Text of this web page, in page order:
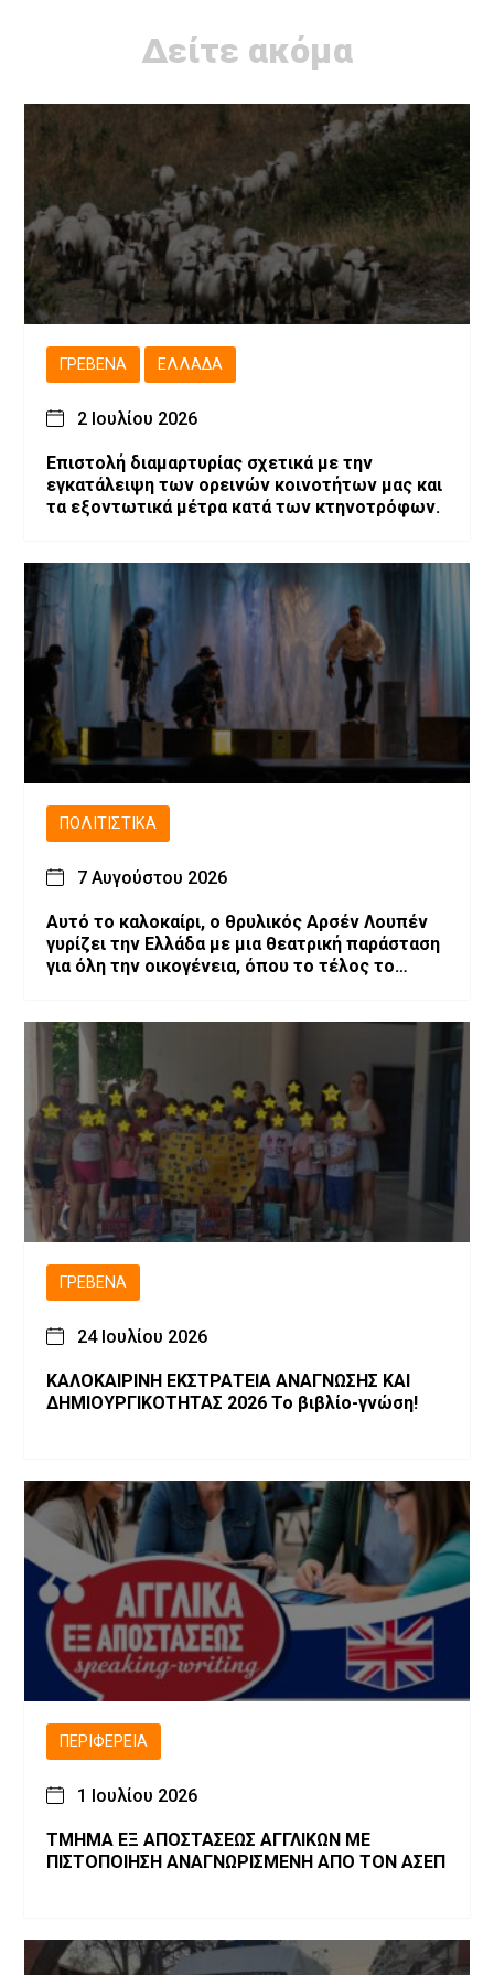
Δείτε ακόμα
ΓΡΕΒΕΝΆ ΕΛΛΆΔΑ
2 Ιουλίου 2026
Επιστολή διαμαρτυρίας σχετικά με την
εγκατάλειψη των ορεινών κοινοτήτων μας και
τα εξοντωτικά μέτρα κατά των κτηνοτρόφων.
ΠΟΛΙΤΙΣΤΙΚΆ
7 Αυγούστου 2026
Αυτό το καλοκαίρι, ο θρυλικός Αρσέν Λουπέν
γυρίζει την Ελλάδα με μια θεατρική παράσταση
για όλη την οικογένεια, όπου το τέλος το
ΓΡΕΒΕΝΆ
24 Ιουλίου 2026
ΚΑΛΟΚΑΙΡΙΝΗ ΕΚΣΤΡΑΤΕΙΑ ΑΝΑΓΝΩΣΗΣ ΚΑΙ
ΔΗΜΙΟΥΡΓΙΚΟΤΗΤΑΣ 2026 Το βιβλίο-γνώση!
ΠΕΡΙΦΈΡΕΙΑ
1 Ιουλίου 2026
ΤΜΗΜΑ ΕΞ ΑΠΟΣΤΑΣΕΩΣ ΑΓΓΛΙΚΩΝ ΜΕ
ΠΙΣΤΟΠΟΙΗΣΗ ΑΝΑΓΝΩΡΙΣΜΕΝΗ ΑΠΟ ΤΟΝ ΑΣΕΠ